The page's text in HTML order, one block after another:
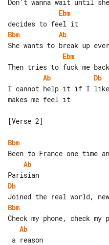
Ebm
Bbm
Ab
Ebm
Ab
Db
I cannot help it if I like
makes me feel it
[Verse 2]
Bbm
Ab
Db
Bbm
Ab